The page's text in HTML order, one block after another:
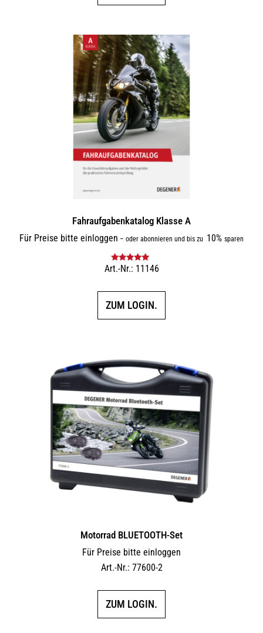
Fahraufgabenkatalog Klasse A
Für Preise bitte einloggen – oder abonnieren und bis zu 10% sparen
Bewertet mit
Art.-Nr.: 11146
ZUM LOGIN.
Motorrad BLUETOOTH-Set
Für Preise bitte einloggen
Art.-Nr.: 77600-2
ZUM LOGIN.